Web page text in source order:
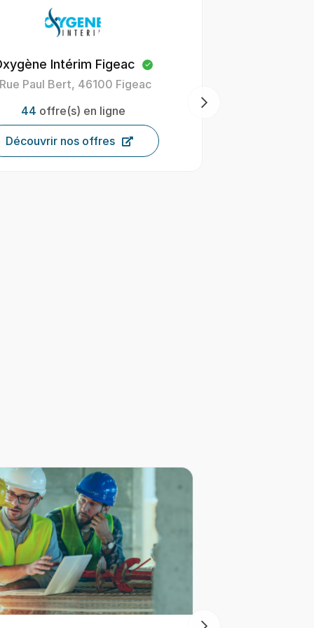
Intérim Mont-de-Marsan
Ferdinand de Candau 40000
136offre(s) en ligne
Découvrir nos offres